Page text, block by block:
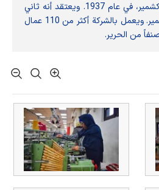
العاصمة الصيفية لجامو وكشمير، في عام 1937. ويعتقد أنه ثاني
أقدم مصنع للحرير في كشمير. ويعمل بالشركة أكثر من 110 عمال